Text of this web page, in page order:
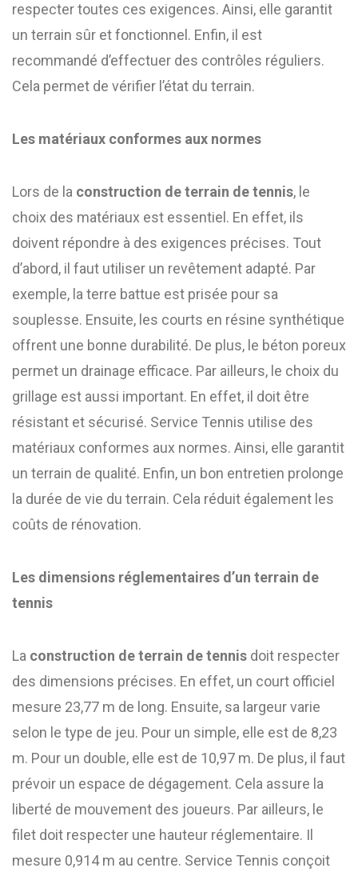
respecter toutes ces exigences. Ainsi, elle garantit
un terrain sûr et fonctionnel. Enfin, il est
recommandé d’effectuer des contrôles réguliers.
Cela permet de vérifier l’état du terrain.
Les matériaux conformes aux normes
Lors de la construction de terrain de tennis, le
choix des matériaux est essentiel. En effet, ils
doivent répondre à des exigences précises. Tout
d’abord, il faut utiliser un revêtement adapté. Par
exemple, la terre battue est prisée pour sa
souplesse. Ensuite, les courts en résine synthétique
offrent une bonne durabilité. De plus, le béton poreux
permet un drainage efficace. Par ailleurs, le choix du
grillage est aussi important. En effet, il doit être
résistant et sécurisé. Service Tennis utilise des
matériaux conformes aux normes. Ainsi, elle garantit
un terrain de qualité. Enfin, un bon entretien prolonge
la durée de vie du terrain. Cela réduit également les
coûts de rénovation.
Les dimensions réglementaires d’un terrain de
tennis
La construction de terrain de tennis doit respecter
des dimensions précises. En effet, un court officiel
mesure 23,77 m de long. Ensuite, sa largeur varie
selon le type de jeu. Pour un simple, elle est de 8,23
m. Pour un double, elle est de 10,97 m. De plus, il faut
prévoir un espace de dégagement. Cela assure la
liberté de mouvement des joueurs. Par ailleurs, le
filet doit respecter une hauteur réglementaire. Il
mesure 0,914 m au centre. Service Tennis conçoit